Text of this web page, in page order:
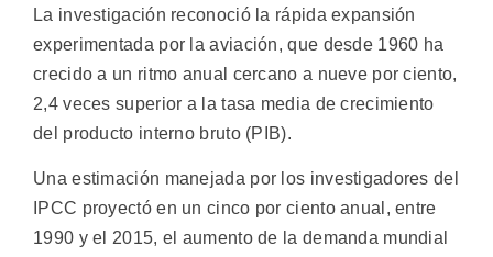
La investigación reconoció la rápida expansión
experimentada por la aviación, que desde 1960 ha
crecido a un ritmo anual cercano a nueve por ciento,
2,4 veces superior a la tasa media de crecimiento
del producto interno bruto (PIB).
Una estimación manejada por los investigadores del
IPCC proyectó en un cinco por ciento anual, entre
1990 y el 2015, el aumento de la demanda mundial